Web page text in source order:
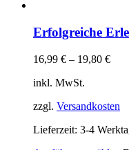
Erfolgreiche
16,99 € – 19,80 €
inkl. MwSt.
zzgl. Versandkosten
Lieferzeit: 3-4